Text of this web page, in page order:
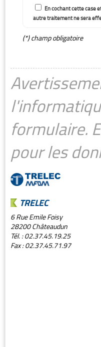
En cochant cette case
autre traitement ne sera
(*) champ obligatoire
formulaire.
pour les
TRELEC
6 Rue Emile Foisy
28200 Châteaudun
Tél. : 02.37.45.19.25
Fax : 02.37.45.71.97